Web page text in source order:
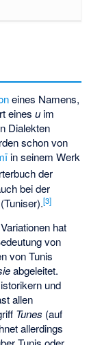
eines Namens,
einesuim
Dialekten
schon von
in seinem Werk
der
bei der
[3]
hat
von
von Tunis
abgeleitet.
und
allen
Tunes (auf
allerdings